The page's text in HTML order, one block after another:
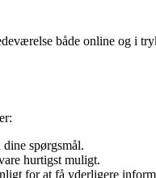
både online og i
spørgsmål.
hurtigst muligt.
for at få yderligere